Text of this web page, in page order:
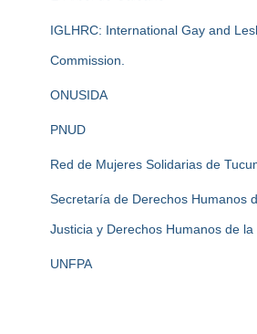
IGLHRC: International Gay and
Commission.
ONUSIDA
PNUD
Red de Mujeres Solidarias de
Secretaría de Derechos Humanos
Justicia y Derechos Humanos de la
UNFPA